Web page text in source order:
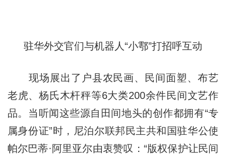
驻华外交官们与机器人“小鄠”打招呼互动
现场展出了户县农民画、民间面塑、布艺
老虎、杨氏木杆秤等6大类200余件民间文艺作
品。当听闻这些源自田间地头的创作都拥有“专
属身份证”时，尼泊尔联邦民主共和国驻华公使
帕尔巴蒂·阿里亚尔由衷赞叹：“版权保护让民间